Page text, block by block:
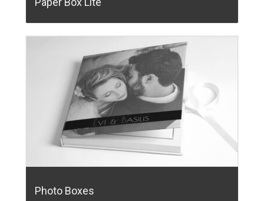
Photo Boxes